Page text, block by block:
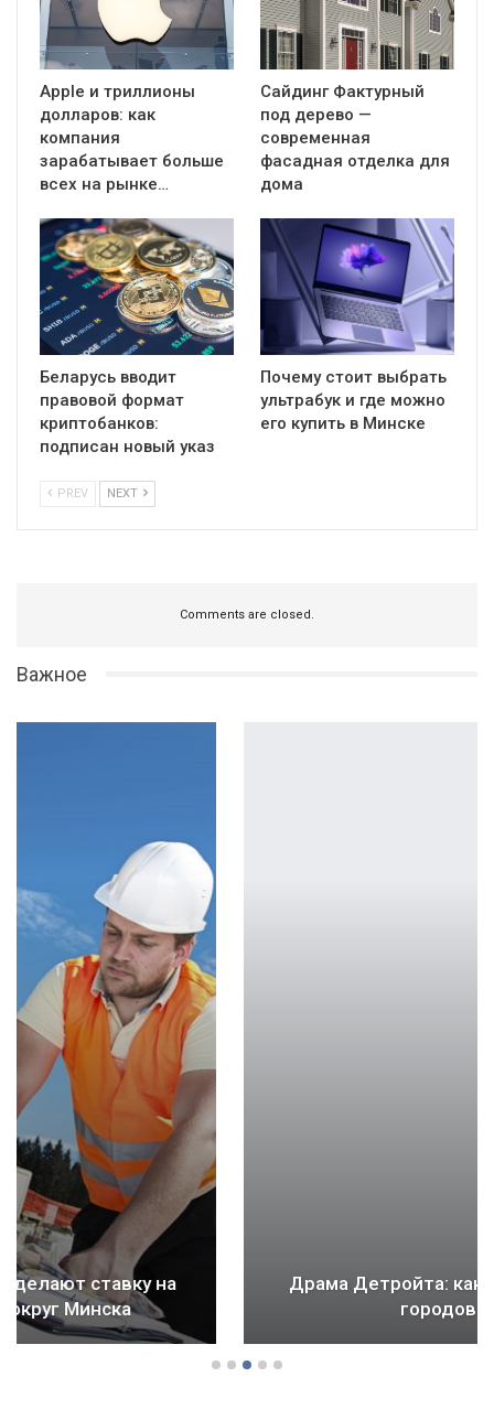
Apple и триллионы
долларов: как
компания
зарабатывает больше
всех на рынке…
Сайдинг Фактурный
под дерево —
современная
фасадная отделка для
дома
Беларусь вводит
правовой формат
криптобанков:
подписан новый указ
Почему стоит выбрать
ультрабук и где можно
его купить в Минске
PREV NEXT
Comments are closed.
Важное
Драма Детройта: как ломается будущее